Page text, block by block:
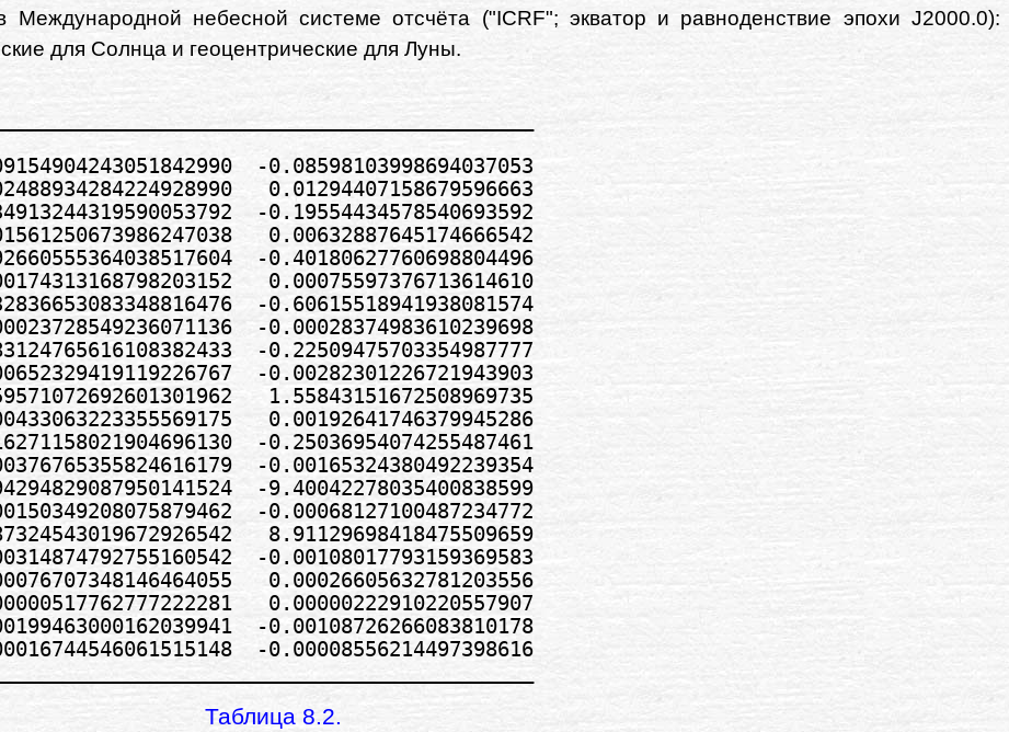
небесной системе отсчёта ("ICRF"; экватор и равноденствие эпохи J2000.0):
для Солнца и геоцентрические для Луны.
-0.08598103998694037053
0.01294407158679596663
-0.19554434578540693592
0.00632887645174666542
-0.40180627760698804496
0.00075597376713614610
-0.60615518941938081574
-0.00028374983610239698
-0.22509475703354987777
-0.00282301226721943903
1.55843151672508969735
0.00192641746379945286
-0.25036954074255487461
-0.00165324380492239354
-9.40042278035400838599
-0.00068127100487234772
8.91129698418475509659
-0.00108017793159369583
0.00026605632781203556
0.00000222910220557907
-0.00108726266083810178
-0.00008556214497398616
Таблица 8.2.